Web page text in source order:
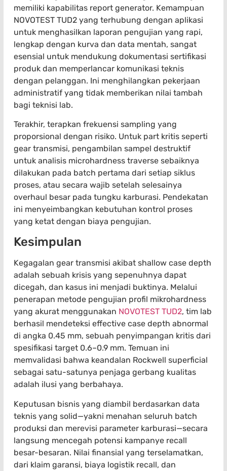
memiliki kapabilitas report generator. Kemampuan
NOVOTEST TUD2 yang terhubung dengan aplikasi
untuk menghasilkan laporan pengujian yang rapi,
lengkap dengan kurva dan data mentah, sangat
esensial untuk mendukung dokumentasi sertifikasi
produk dan memperlancar komunikasi teknis
dengan pelanggan. Ini menghilangkan pekerjaan
administratif yang tidak memberikan nilai tambah
bagi teknisi lab.
Terakhir, terapkan frekuensi sampling yang
proporsional dengan risiko. Untuk part kritis seperti
gear transmisi, pengambilan sampel destruktif
untuk analisis microhardness traverse sebaiknya
dilakukan pada batch pertama dari setiap siklus
proses, atau secara wajib setelah selesainya
overhaul besar pada tungku karburasi. Pendekatan
ini menyeimbangkan kebutuhan kontrol proses
yang ketat dengan biaya pengujian.
Kesimpulan
Kegagalan gear transmisi akibat shallow case depth
adalah sebuah krisis yang sepenuhnya dapat
dicegah, dan kasus ini menjadi buktinya. Melalui
penerapan metode pengujian profil mikrohardness
yang akurat menggunakan NOVOTEST TUD2, tim lab
berhasil mendeteksi effective case depth abnormal
di angka 0.45 mm, sebuah penyimpangan kritis dari
spesifikasi target 0.6–0.9 mm. Temuan ini
memvalidasi bahwa keandalan Rockwell superficial
sebagai satu-satunya penjaga gerbang kualitas
adalah ilusi yang berbahaya.
Keputusan bisnis yang diambil berdasarkan data
teknis yang solid—yakni menahan seluruh batch
produksi dan merevisi parameter karburasi—secara
langsung mencegah potensi kampanye recall
besar-besaran. Nilai finansial yang terselamatkan,
dari klaim garansi, biaya logistik recall, dan